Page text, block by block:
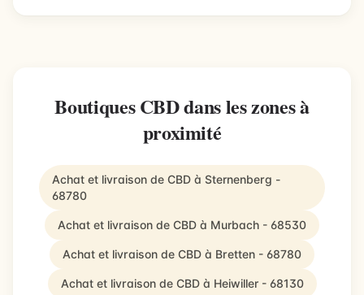
Boutiques CBD dans les zones à
proximité
Achat et livraison de CBD à Sternenberg -
68780
Achat et livraison de CBD à Murbach - 68530
Achat et livraison de CBD à Bretten - 68780
Achat et livraison de CBD à Heiwiller - 68130